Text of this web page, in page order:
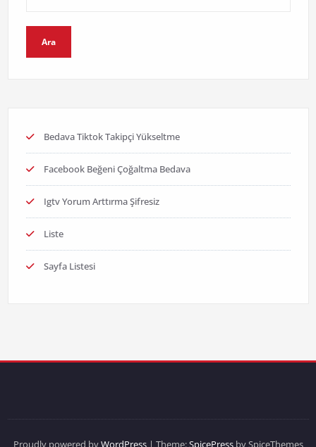
Ara
Bedava Tiktok Takipçi Yükseltme
Facebook Beğeni Çoğaltma Bedava
Igtv Yorum Arttırma Şifresiz
Liste
Sayfa Listesi
Proudly powered byWordPress| Theme:SpicePressby SpiceThemes